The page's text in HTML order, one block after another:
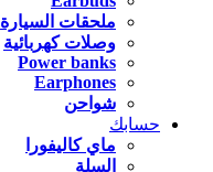
ملحقات السيارة
وصلات كهربائية
Power banks
Earphones
شواحن
حسابك
ماي كاليفورا
السلة